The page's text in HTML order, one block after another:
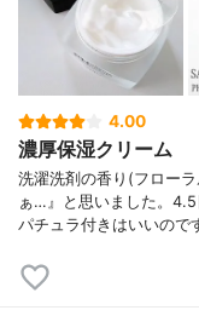
4.00
濃厚保湿クリーム
洗濯洗剤の香り(フロー
ぁ…』と思いました。
パチュラ付きはいいので